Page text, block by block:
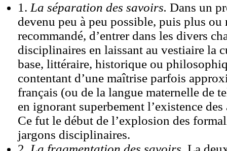
1. La séparation des savoirs. Dans un
devenu peu à peu possible, puis plus ou
recommandé, d’entrer dans les divers
disciplinaires en laissant au vestiaire la
base, littéraire, historique ou
contentant d’une maîtrise parfois
français (ou de la langue maternelle de
en ignorant superbement l’existence
Ce fut le début de l’explosion des
jargons disciplinaires.